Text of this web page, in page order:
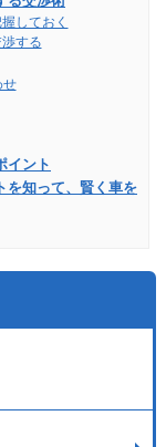
しておく
する
イント
を知って、賢く車を